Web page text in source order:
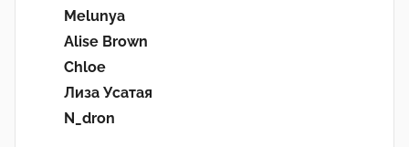
Melunya
Alise Brown
Chloe
Лиза Усатая
N_dron